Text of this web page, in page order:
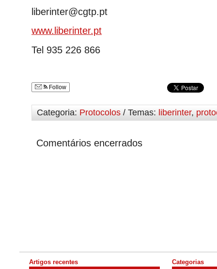
liberinter@cgtp.pt
www.liberinter.pt
Tel 935 226 866
Follow
Categoria: Protocolos / Temas: liberinter,
Comentários encerrados
Artigos recentes Categorias